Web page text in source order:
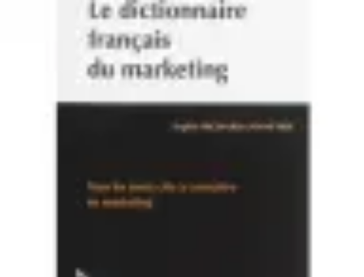
Ecommerce Produits Bio
Stratégies de Lancement
Stratégies de Vente
Conseils d'AchatMarketing